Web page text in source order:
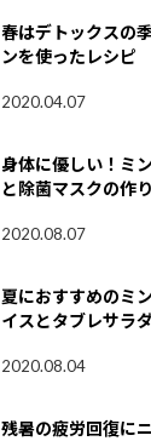
春はデトックスの
ンを使ったレシピ
2020.04.07
身体に優しい！ミ
と除菌マスクの作
2020.08.07
夏におすすめのミ
イスとタブレサラ
2020.08.04
残暑の疲労回復に